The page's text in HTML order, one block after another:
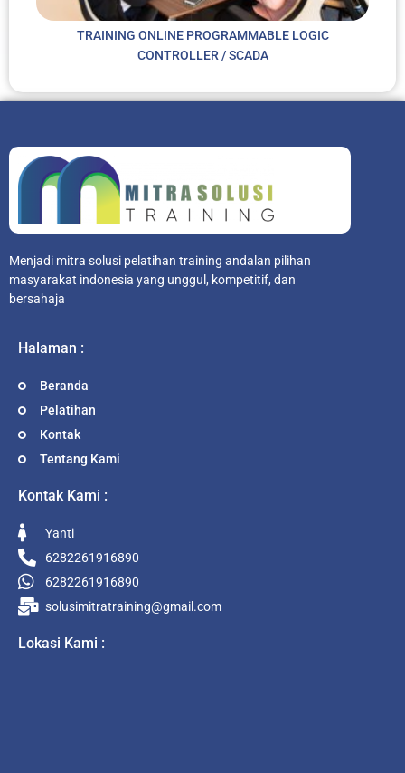
TRAINING ONLINE PROGRAMMABLE LOGIC
CONTROLLER / SCADA
Menjadi mitra solusi pelatihan training andalan pilihan
masyarakat indonesia yang unggul, kompetitif, dan
bersahaja
Halaman :
Beranda
Pelatihan
Kontak
Tentang Kami
Kontak Kami :
Yanti
6282261916890
6282261916890
solusimitratraining@gmail.com
Lokasi Kami :